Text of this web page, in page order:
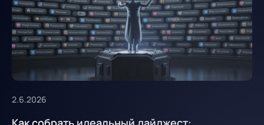
2.6.2026